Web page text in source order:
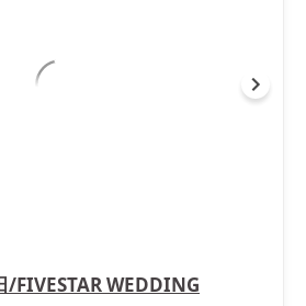
/FIVESTAR WEDDING